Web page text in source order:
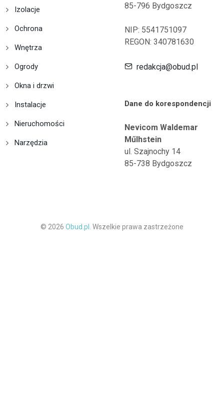
Izolacje
Ochrona
Wnętrza
Ogrody
Okna i drzwi
Instalacje
Nieruchomości
Narzędzia
85-796 Bydgoszcz
NIP: 5541751097
REGON: 340781630
redakcja@obud.pl
Dane do korespondencji
Nevicom Waldemar
Műlhstein
ul. Szajnochy 14
85-738 Bydgoszcz
© 2026 Obud.pl. Wszelkie prawa zastrzeżone